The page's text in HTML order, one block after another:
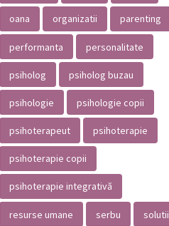
oana organizatii parenting
performanta personalitate
psiholog psiholog buzau
psihologie psihologie copii
psihoterapeut psihoterapie
psihoterapie copii
psihoterapie integrativă
resurse umane serbu solutii